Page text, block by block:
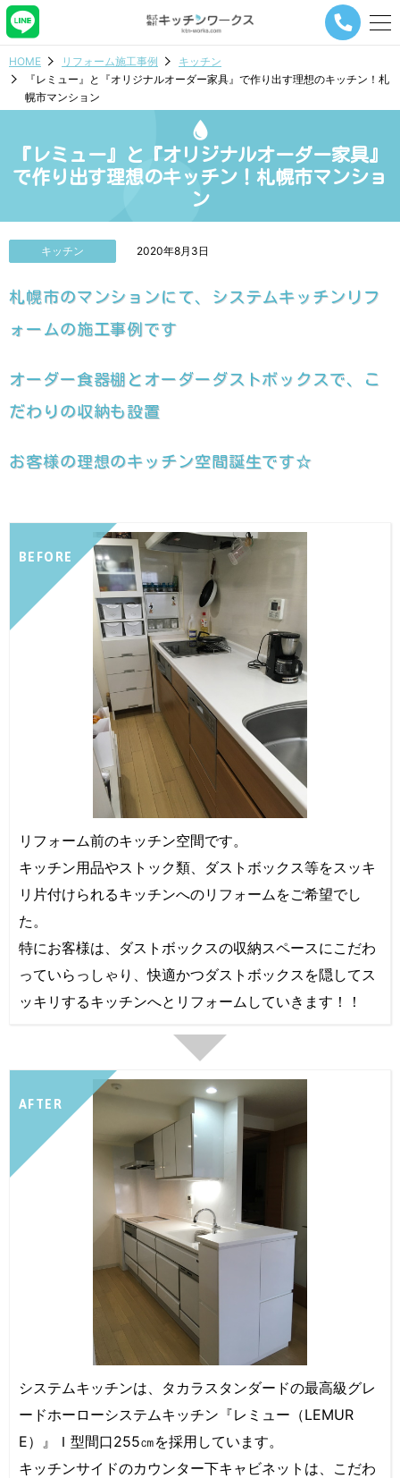
メ
ー
ビ
ョ
タ
HOME リフォーム施工事例
キッチン
『レミュー』と『オリジナルオーダー家具』で作り出す理想のキッチン！札
幌市マンション
『レミュー』と『オリジナルオーダー家具』
で作り出す理想のキッチン！札幌市マンショ
ン
キッチン 2020年8月3日
札幌市のマンションにて、システムキッチンリフ
ォームの施工事例です
オーダー食器棚とオーダーダストボックスで、こ
だわりの収納も設置
お客様の理想のキッチン空間誕生です☆
BEFORE
リフォーム前のキッチン空間です。
キッチン用品やストック類、ダストボックス等をスッキ
リ片付けられるキッチンへのリフォームをご希望でし
た。
特にお客様は、ダストボックスの収納スペースにこだわ
っていらっしゃり、快適かつダストボックスを隠してス
ッキリするキッチンへとリフォームしていきます！！
AFTER
システムキッチンは、タカラスタンダードの最高級グレ
ードホーローシステムキッチン『レミュー（LEMUR
E）』Ｉ型間口255㎝を採用しています。
キッチンサイドのカウンター下キャビネットは、こだわ